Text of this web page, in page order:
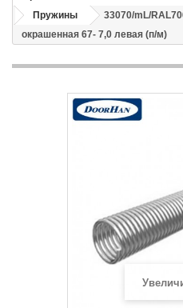
Пружины
33070/mL/
окрашенная 67- 7,0 левая (п/м)
Способ доставки
Время доставки: стоимость
Адрес если нужен